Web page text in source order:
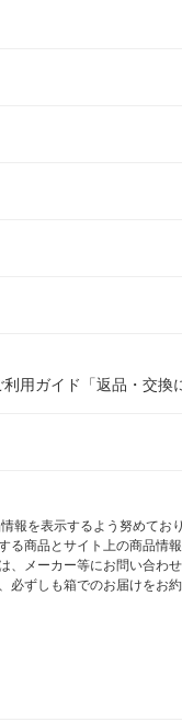
用ガイド「返品・交換
報を表示するよう努めて
る商品とサイト上の商品
メーカー等にお問い合わせ
必ずしも箱でのお届けを